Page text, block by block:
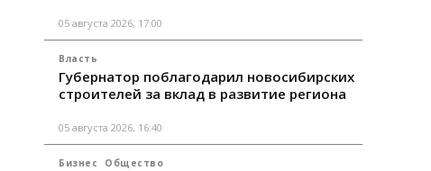
05 августа 2026, 17:00
Власть
Губернатор поблагодарил новосибирских
строителей за вклад в развитие региона
05 августа 2026, 16:40
Бизнес Общество